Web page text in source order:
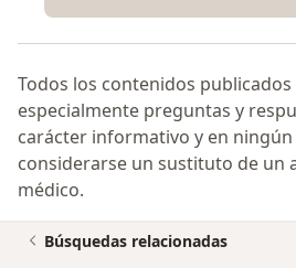
Todos los contenidos
especialmente preguntas y
carácter informativo y en ningún
considerarse un sustituto de un
médico.
Búsquedas relacionadas